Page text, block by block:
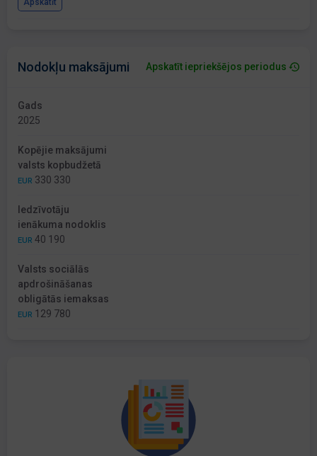
Apskatīt
Nodokļu maksājumi Apskatīt iepriekšējos periodus
Gads
2025
Kopējie maksājumi
valsts kopbudžetā
EUR 330 330
Iedzīvotāju
ienākuma nodoklis
EUR 40 190
Valsts sociālās
apdrošināšanas
obligātās iemaksas
EUR 129 780